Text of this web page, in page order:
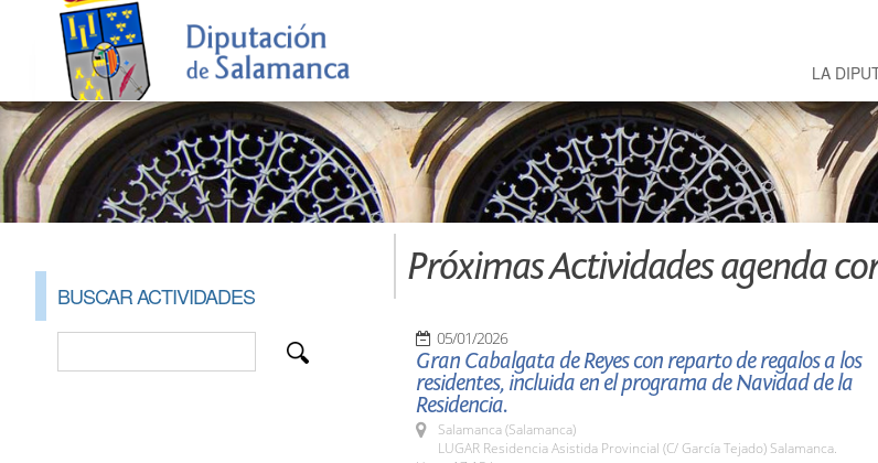
LA
BUSCAR ACTIVIDADES
Próximas Actividades agenda
05/01/2026
Gran Cabalgata de Reyes con reparto de regalos a los
residentes, incluida en el programa de Navidad de la
Residencia.
Salamanca (Salamanca)
LUGAR Residencia Asistida Provincial (C/ García Tejado) Salamanca.